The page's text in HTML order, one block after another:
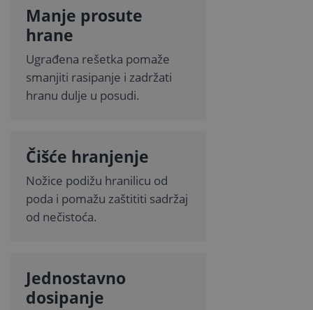
Manje prosute
hrane
Ugrađena rešetka pomaže
smanjiti rasipanje i zadržati
hranu dulje u posudi.
Čišće hranjenje
Nožice podižu hranilicu od
poda i pomažu zaštititi sadržaj
od nečistoća.
Jednostavno
dosipanje